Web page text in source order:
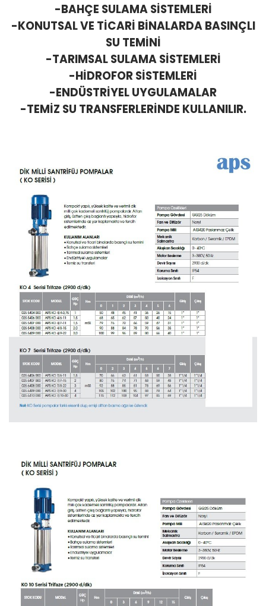
-BAHÇE SULAMA SİSTEMLERİ
-KONUTSAL VE TİCARİ BİNALARDA BASINÇLI
SU TEMİNİ
-TARIMSAL SULAMA SİSTEMLERİ
-HİDROFOR SİSTEMLERİ
-ENDÜSTRİYEL UYGULAMALAR
-TEMİZ SU TRANSFERLERİNDE KULLANILIR.